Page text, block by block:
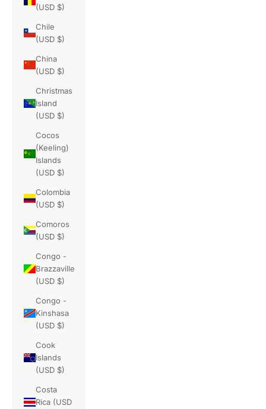
(USD $)
Chile
(USD $)
China
(USD $)
Christmas
Island
(USD $)
Cocos
(Keeling)
Islands
(USD $)
Colombia
(USD $)
Comoros
(USD $)
Congo -
Brazzaville
(USD $)
Congo -
Kinshasa
(USD $)
Cook
Islands
(USD $)
Costa
Rica (USD